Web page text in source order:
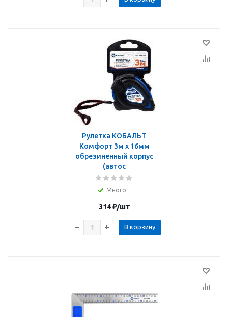
Рулетка КОБАЛЬТ
Комфорт 3м x 16мм
обрезиненный корпус
(автос
Много
314₽/шт
В корзину